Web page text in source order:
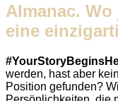
Almanac.
eine
werden, hast aber
Position gefunden?